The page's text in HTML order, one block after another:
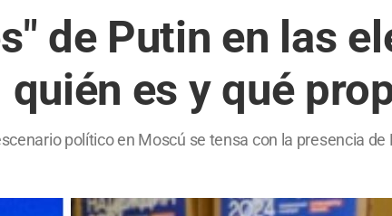
de Putin en las
es y qué
político en Moscú se tensa con la presencia